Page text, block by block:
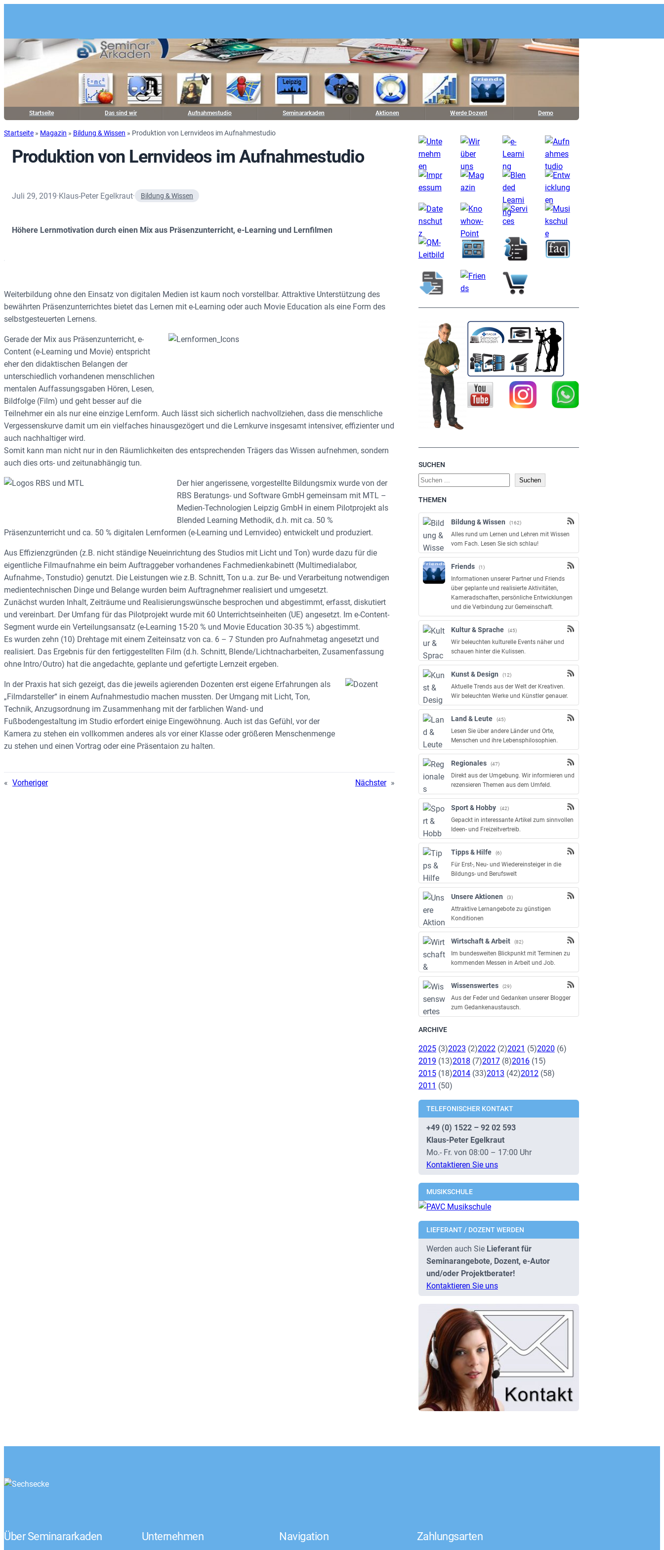
Startseite Das sind wir Aufnahmestudio Seminararkaden Aktionen Werde Dozent Demo
Startseite » Magazin » Bildung & Wissen » Produktion von Lernvideos im Aufnahmestudio
Produktion von Lernvideos im Aufnahmestudio
Juli 29, 2019·Klaus-Peter Egelkraut· Bildung & Wissen
Höhere Lernmotivation durch einen Mix aus Präsenzunterricht, e-Learning und Lernfilmen
Weiterbildung ohne den Einsatz von digitalen Medien ist kaum noch vorstellbar. Attraktive Unterstützung des
bewährten Präsenzunterrichtes bietet das Lernen mit e-Learning oder auch Movie Education als eine Form des
selbstgesteuerten Lernens.
Gerade der Mix aus Präsenzunterricht, e-
Content (e-Learning und Movie) entspricht
eher den didaktischen Belangen der
unterschiedlich vorhandenen menschlichen
mentalen Auffassungsgaben Hören, Lesen,
Bildfolge (Film) und geht besser auf die
Teilnehmer ein als nur eine einzige Lernform. Auch lässt sich sicherlich nachvollziehen, dass die menschliche
Vergessenskurve damit um ein vielfaches hinausgezögert und die Lernkurve insgesamt intensiver, effizienter und
auch nachhaltiger wird.
Somit kann man nicht nur in den Räumlichkeiten des entsprechenden Trägers das Wissen aufnehmen, sondern
auch dies orts- und zeitunabhängig tun.
Der hier angerissene, vorgestellte Bildungsmix wurde von der
RBS Beratungs- und Software GmbH gemeinsam mit MTL –
Medien-Technologien Leipzig GmbH in einem Pilotprojekt als
Blended Learning Methodik, d.h. mit ca. 50 %
Präsenzunterricht und ca. 50 % digitalen Lernformen (e-Learning und Lernvideo) entwickelt und produziert.
Aus Effizienzgründen (z.B. nicht ständige Neueinrichtung des Studios mit Licht und Ton) wurde dazu für die
eigentliche Filmaufnahme ein beim Auftraggeber vorhandenes Fachmedienkabinett (Multimedialabor,
Aufnahme-, Tonstudio) genutzt. Die Leistungen wie z.B. Schnitt, Ton u.a. zur Be- und Verarbeitung notwendigen
medientechnischen Dinge und Belange wurden beim Auftragnehmer realisiert und umgesetzt.
Zunächst wurden Inhalt, Zeiträume und Realisierungswünsche besprochen und abgestimmt, erfasst, diskutiert
und vereinbart. Der Umfang für das Pilotprojekt wurde mit 60 Unterrichtseinheiten (UE) angesetzt. Im e-Content-
Segment wurde ein Verteilungsansatz (e-Learning 15-20 % und Movie Education 30-35 %) abgestimmt.
Es wurden zehn (10) Drehtage mit einem Zeiteinsatz von ca. 6 – 7 Stunden pro Aufnahmetag angesetzt und
realisiert. Das Ergebnis für den fertiggestellten Film (d.h. Schnitt, Blende/Lichtnacharbeiten, Zusamenfassung
ohne Intro/Outro) hat die angedachte, geplante und gefertigte Lernzeit ergeben.
In der Praxis hat sich gezeigt, das die jeweils agierenden Dozenten erst eigene Erfahrungen als
„Filmdarsteller“ in einem Aufnahmestudio machen mussten. Der Umgang mit Licht, Ton,
Technik, Anzugsordnung im Zusammenhang mit der farblichen Wand- und
Fußbodengestaltung im Studio erfordert einige Eingewöhnung. Auch ist das Gefühl, vor der
Kamera zu stehen ein vollkommen anderes als vor einer Klasse oder größeren Menschenmenge
zu stehen und einen Vortrag oder eine Präsentaion zu halten.
« Vorheriger Nächster »
SUCHEN
S
c
h
Suchen
THEMEN
Bildung & Wissen (162)
Alles rund um Lernen und Lehren mit Wissen
vom Fach. Lesen Sie sich schlau!
Friends (1)
Informationen unserer Partner und Friends
über geplante und realisierte Aktivitäten,
Kameradschaften, persönliche Entwicklungen
und die Verbindung zur Gemeinschaft.
Kultur & Sprache (45)
Wir beleuchten kulturelle Events näher und
schauen hinter die Kulissen.
Kunst & Design (12)
Aktuelle Trends aus der Welt der Kreativen.
Wir beleuchten Werke und Künstler genauer.
Land & Leute (45)
Lesen Sie über andere Länder und Orte,
Menschen und ihre Lebensphilosophien.
Regionales (47)
Direkt aus der Umgebung. Wir informieren und
rezensieren Themen aus dem Umfeld.
Sport & Hobby (42)
Gepackt in interessante Artikel zum sinnvollen
Ideen- und Freizeitvertreib.
Tipps & Hilfe (6)
Für Erst-, Neu- und Wiedereinsteiger in die
Bildungs- und Berufswelt
Unsere Aktionen (3)
Attraktive Lernangebote zu günstigen
Konditionen
Wirtschaft & Arbeit (82)
Im bundesweiten Blickpunkt mit Terminen zu
kommenden Messen in Arbeit und Job.
Wissenswertes (29)
Aus der Feder und Gedanken unserer Blogger
zum Gedankenaustausch.
ARCHIVE
2025(3)2023 (2)2022(2)2021 (5)2020 (6)
2019 (13)2018 (7)2017(8)2016(15)
2015(18)2014(33)2013 (42)2012(58)
2011 (50)
TELEFONISCHER KONTAKT
+49 (0) 1522 – 92 02 593
Klaus-Peter Egelkraut
Mo.- Fr. von 08:00 – 17:00 Uhr
Kontaktieren Sie uns
MUSIKSCHULE
LIEFERANT / DOZENT WERDEN
Werden auch Sie Lieferant für
Seminarangebote, Dozent, e-Autor
und/oder Projektberater!
Kontaktieren Sie uns
Über Seminararkaden Unternehmen Navigation Zahlungsarten